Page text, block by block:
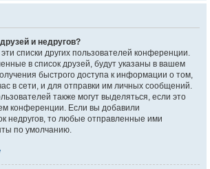
и недругов?
списки других пользователей конференции.
в список друзей, будут указаны в вашем
быстрого доступа к информации о том,
в сети, и для отправки им личных сообщений.
также могут выделяться, если это
конференции. Если вы добавили
недругов, то любые отправленные ими
по умолчанию.